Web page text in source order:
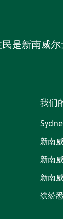
是新南威
我们
新南
新南
新南
缤纷